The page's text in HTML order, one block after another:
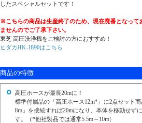
したスペシャルセットです！
※こちらの商品は生産終了のため、現在廃番となって
ませんのでご了承下さい。
東芝 高圧洗浄機をご検討の方におすすめ！
ヒダカHK-1890はこちら
商品の特徴
高圧ホースが最長20mに！
標準付属品の「高圧ホース12m*」に2点セット
8m」を接続すれば20mになり、本体を移動せず
す。（*他社製品では通常5.5m～10m）